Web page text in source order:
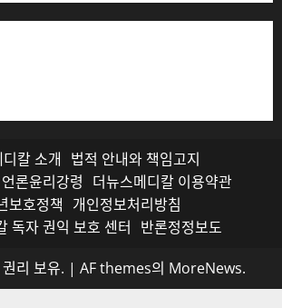
칼 소개 법적 안내와 책임고지
론윤리강령 더뉴스메디칼 이용약관
보호정책 개인정보처리방침
독자 권익 보호 센터 반론정정보도
리 보유. | AF themes의 MoreNews.